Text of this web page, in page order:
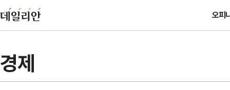
오피
경제